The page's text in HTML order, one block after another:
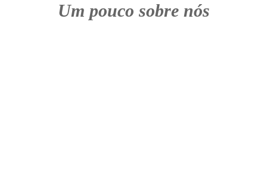
Um pouco sobre nós